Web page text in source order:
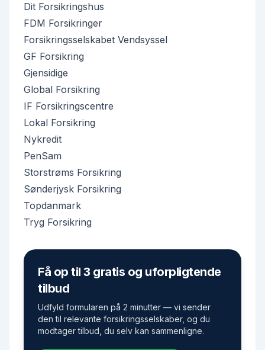
Dit Forsikringshus
FDM Forsikringer
Forsikringsselskabet Vendsyssel
GF Forsikring
Gjensidige
Global Forsikring
IF Forsikringscentre
Lokal Forsikring
Nykredit
PenSam
Storstrøms Forsikring
Sønderjysk Forsikring
Topdanmark
Tryg Forsikring
Få op til 3 gratis og uforpligtende
tilbud
Udfyld formularen på 2 minutter — vi sender
den til relevante forsikringsselskaber, og du
modtager tilbud, du selv kan sammenligne.